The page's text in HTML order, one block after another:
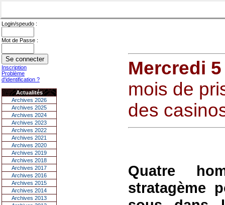
Login/speudo :
Mot de Passe :
Inscription
Problème
d'identification ?
Actualités
Archives 2026
Archives 2025
Archives 2024
Archives 2023
Archives 2022
Archives 2021
Archives 2020
Archives 2019
Archives 2018
Archives 2017
Archives 2016
Archives 2015
Archives 2014
Archives 2013
Mercredi
mois de
des
Quatre
stratagème